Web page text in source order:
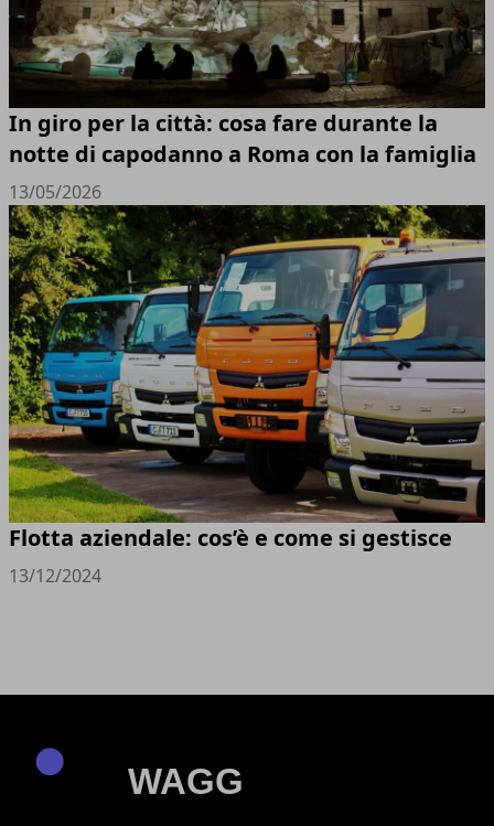
In giro per la città: cosa fare durante la
notte di capodanno a Roma con la famiglia
13/05/2026
Flotta aziendale: cos’è e come si gestisce
13/12/2024